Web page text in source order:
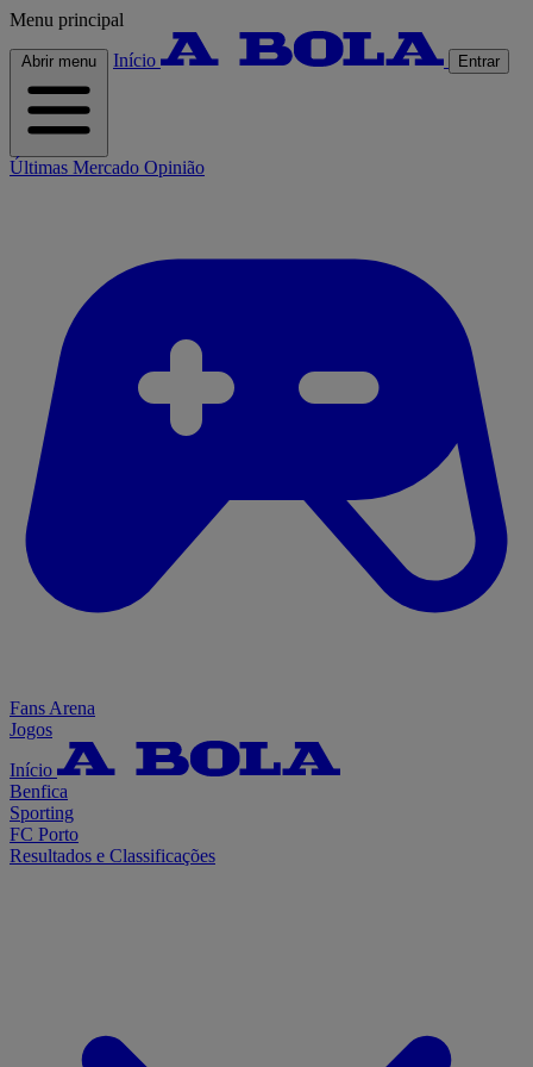
Menu principal
Abrir menu Início Entrar
Últimas Mercado Opinião
Fans Arena
Jogos
Início
Benfica
Sporting
FC Porto
Resultados e Classificações